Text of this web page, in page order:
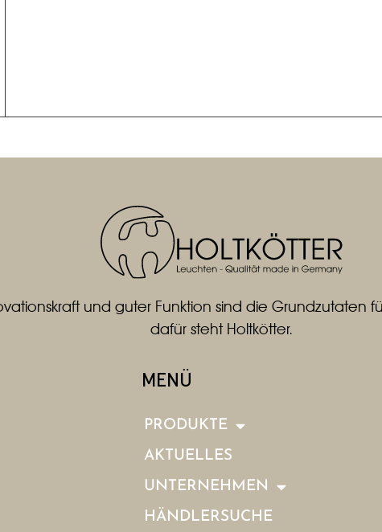
und guter Funktion sind die Grundzutaten
dafür steht Holtkötter.
MENÜ
PRODUKTE
AKTUELLES
UNTERNEHMEN
HÄNDLERSUCHE